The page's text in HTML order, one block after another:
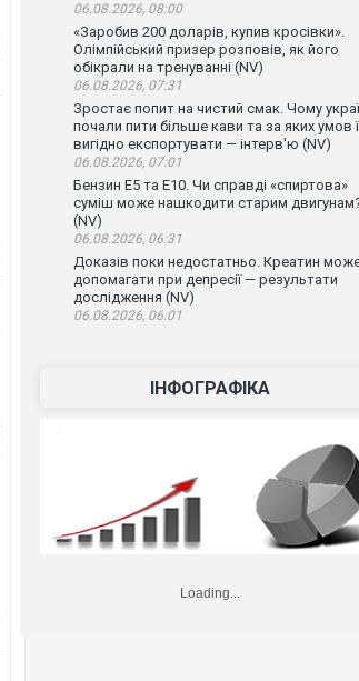
06.08.2026, 08:00
«Заробив 200 доларів, купив кросівки».
Олімпійський призер розповів, як його
обікрали на тренуванні (NV)
06.08.2026, 07:31
Зростає попит на чистий смак. Чому
почали пити більше кави та за яких умов
вигідно експортувати — інтерв'ю (NV)
06.08.2026, 07:01
Бензин Е5 та Е10. Чи справді «спиртова»
суміш може нашкодити старим
(NV)
06.08.2026, 06:31
Доказів поки недостатньо. Креатин
допомагати при депресії — результати
дослідження (NV)
06.08.2026, 06:01
ІНФОГРАФІКА
Loading...